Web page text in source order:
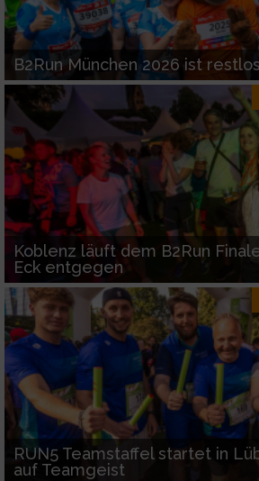
B2Run München 2026 ist
Koblenz läuft dem B2Run
Eck entgegen
RUN5 Teamstaffel startet in
auf Teamgeist